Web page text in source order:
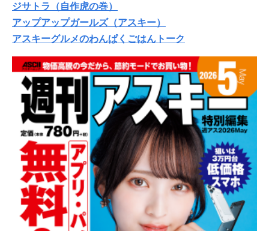
ジサトラ（自作虎の巻）
アップアップガールズ（アスキー）
アスキーグルメのわんぱくごはんトーク